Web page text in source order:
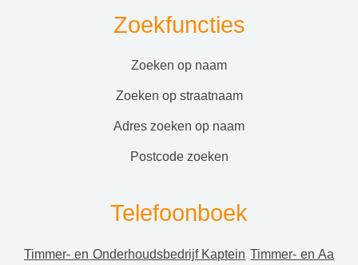
Zoekfuncties
zoeken op naam
zoeken op straatnaam
adres zoeken op naam
postcode zoeken
Telefoonboek
Timmer- en Onderhoudsbedrijf Kaptein Timmer- en Aa